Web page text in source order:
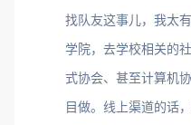
找队友这事儿，我太
学院，去学校相关的
式协会、甚至计算机
目做。线上渠道的话